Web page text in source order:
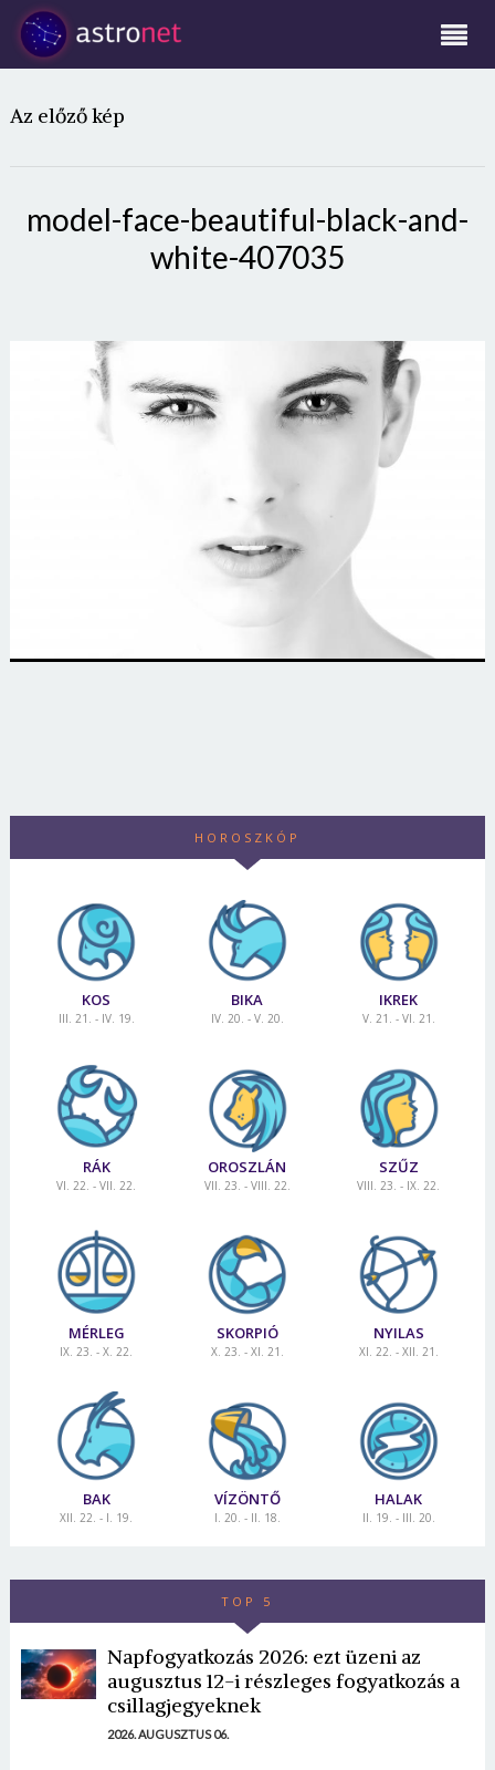
Az előző kép
model-face-beautiful-black-and-
white-407035
HOROSZKÓP
KOS
III. 21. - IV. 19.
BIKA
IV. 20. - V. 20.
IKREK
V. 21. - VI. 21.
RÁK
VI. 22. - VII. 22.
OROSZLÁN
VII. 23. - VIII. 22.
SZŰZ
VIII. 23. - IX. 22.
MÉRLEG
IX. 23. - X. 22.
SKORPIÓ
X. 23. - XI. 21.
NYILAS
XI. 22. - XII. 21.
BAK
XII. 22. - I. 19.
VÍZÖNTŐ
I. 20. - II. 18.
HALAK
II. 19. - III. 20.
TOP 5
Napfogyatkozás 2026: ezt üzeni az
augusztus 12-i részleges fogyatkozás a
csillagjegyeknek
2026. AUGUSZTUS 06.